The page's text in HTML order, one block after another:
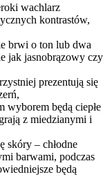
wachlarz
kontrastów,
brwi o ton lub dwa
jak jasnobrązowy czy
prezentują się
wyborem będą ciepłe
z miedzianymi i
skóry – chłodne
barwami, podczas
będą